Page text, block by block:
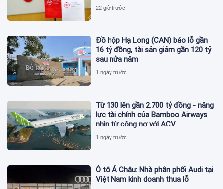
22 giờ trước
Đồ hộp Hạ Long (CAN) báo lỗ gần
16 tỷ đồng, tài sản giảm gần 120 tỷ
sau nửa năm
1 ngày trước
Từ 130 lên gần 2.700 tỷ đồng - năng
lực tài chính của Bamboo Airways
nhìn từ công nợ với ACV
1 ngày trước
Ô tô Á Châu: Nhà phân phối Audi tại
Việt Nam kinh doanh thua lỗ